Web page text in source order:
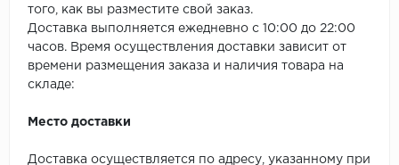
Vinilam
Wonderful Vinyl
того, как вы разместите свой заказ.
Доставка выполняется ежедневно с 10:00 до 22:00
часов. Время осуществления доставки зависит от
времени размещения заказа и наличия товара на
складе:
Место доставки
Доставка осуществляется по адресу, указанному при